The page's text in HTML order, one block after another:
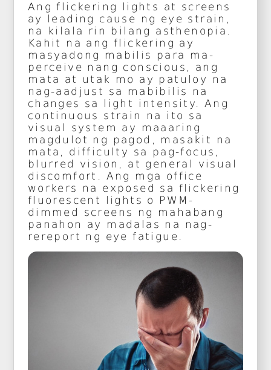
Ang flickering lights at screens
ay leading cause ng eye strain,
na kilala rin bilang asthenopia.
Kahit na ang flickering ay
masyadong mabilis para ma-
perceive nang conscious, ang
mata at utak mo ay patuloy na
nag-aadjust sa mabibilis na
changes sa light intensity. Ang
continuous strain na ito sa
visual system ay maaaring
magdulot ng pagod, masakit na
mata, difficulty sa pag-focus,
blurred vision, at general visual
discomfort. Ang mga office
workers na exposed sa flickering
fluorescent lights o PWM-
dimmed screens ng mahabang
panahon ay madalas na nag-
rereport ng eye fatigue.